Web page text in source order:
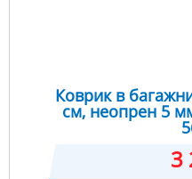
Коврик в
см, неопрен 5
3